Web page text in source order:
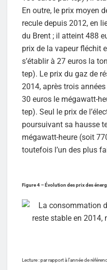
En outre, le prix moyen
recule depuis 2012, en
du Brent ; il atteint 488
prix de la vapeur fléchit
s’établir à 27 euros la
tep). Le prix du gaz de
2014, après trois
30 euros le mégawatt-
tep). Seul le prix de
poursuivant sa hausse
mégawatt-heure (soit
toutefois l’un des plus
Figure 4 – Évolution des prix des
Lecture : par rapport à l’année de